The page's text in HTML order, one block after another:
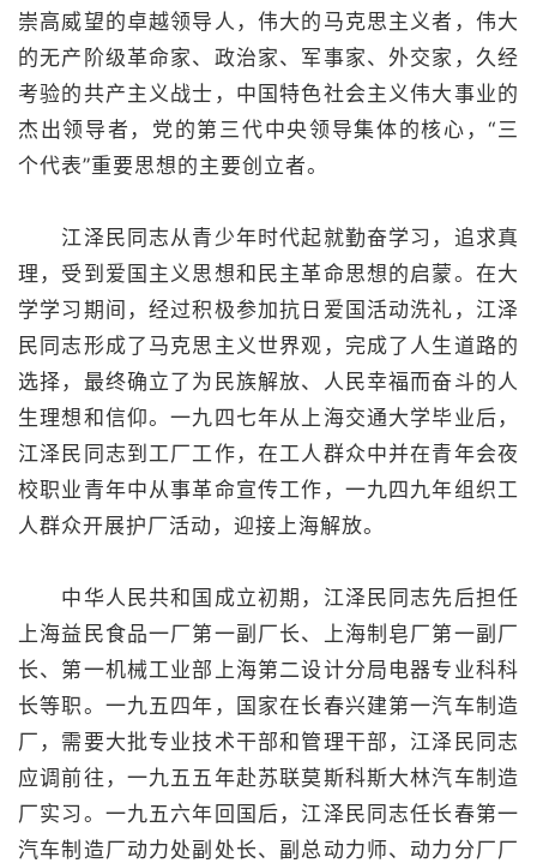
崇高威望的卓越领导人，伟大的马克思主义者，伟大
的无产阶级革命家、政治家、军事家、外交家，久经
考验的共产主义战士，中国特色社会主义伟大事业的
杰出领导者，党的第三代中央领导集体的核心，“三
个代表”重要思想的主要创立者。
江泽民同志从青少年时代起就勤奋学习，追求真
理，受到爱国主义思想和民主革命思想的启蒙。在大
学学习期间，经过积极参加抗日爱国活动洗礼，江泽
民同志形成了马克思主义世界观，完成了人生道路的
选择，最终确立了为民族解放、人民幸福而奋斗的人
生理想和信仰。一九四七年从上海交通大学毕业后，
江泽民同志到工厂工作，在工人群众中并在青年会夜
校职业青年中从事革命宣传工作，一九四九年组织工
人群众开展护厂活动，迎接上海解放。
中华人民共和国成立初期，江泽民同志先后担任
上海益民食品一厂第一副厂长、上海制皂厂第一副厂
长、第一机械工业部上海第二设计分局电器专业科科
长等职。一九五四年，国家在长春兴建第一汽车制造
厂，需要大批专业技术干部和管理干部，江泽民同志
应调前往，一九五五年赴苏联莫斯科斯大林汽车制造
厂实习。一九五六年回国后，江泽民同志任长春第一
汽车制造厂动力处副处长、副总动力师、动力分厂厂